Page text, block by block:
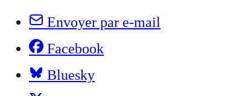
Envoyer par e-mail
Facebook
Bluesky